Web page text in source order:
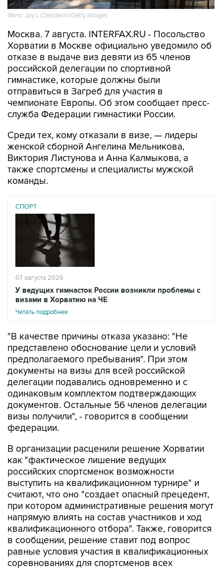
Фото: Jay L Clendenin/Getty Images
Москва. 7 августа. INTERFAX.RU - Посольство
Хорватии в Москве официально уведомило об
отказе в выдаче виз девяти из 65 членов
российской делегации по спортивной
гимнастике, которые должны были
отправиться в Загреб для участия в
чемпионате Европы. Об этом сообщает пресс-
служба Федерации гимнастики России.
Среди тех, кому отказали в визе, — лидеры
женской сборной Ангелина Мельникова,
Виктория Листунова и Анна Калмыкова, а
также спортсмены и специалисты мужской
команды.
СПОРТ
07 августа 2026
У ведущих гимнасток России возникли проблемы с
визами в Хорватию на ЧЕ
Читать подробнее
"В качестве причины отказа указано: "Не
представлено обоснование цели и условий
предполагаемого пребывания". При этом
документы на визы для всей российской
делегации подавались одновременно и с
одинаковым комплектом подтверждающих
документов. Остальные 56 членов делегации
визы получили", - говорится в сообщении
федерации.
В организации расценили решение Хорватии
как "фактическое лишение ведущих
российских спортсменок возможности
выступить на квалификационном турнире" и
считают, что оно "создает опасный прецедент,
при котором административные решения могут
напрямую влиять на состав участников и ход
квалификационного отбора". Также, говорится
в сообщении, решение ставит под вопрос
равные условия участия в квалификационных
соревнованиях для спортсменов всех